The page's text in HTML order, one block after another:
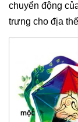
chuyển động
trưng cho địa